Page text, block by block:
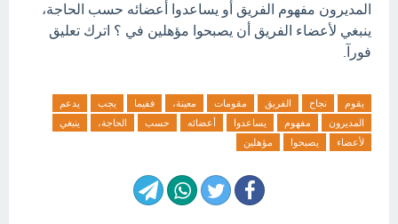
المديرون مفهوم الفريق أو يساعدوا أعضائه حسب الحاجة،
ينبغي لأعضاء الفريق أن يصبحوا مؤهلين في ؟ اترك تعليق
فورآ.
يقوم نجاح الفريق مقومات معينة، ففيما يجب
يدعم
المديرون
مفهوم يساعدوا أعضائه حسب الحاجة،
ينبغي
لأعضاء
يصبحوا مؤهلين